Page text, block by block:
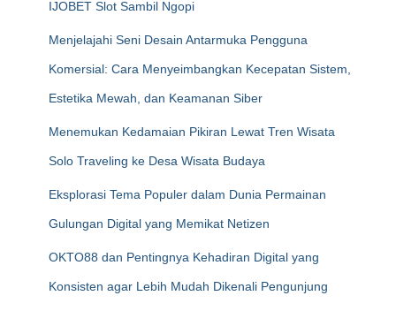
IJOBET Slot Sambil Ngopi
Menjelajahi Seni Desain Antarmuka Pengguna
Komersial: Cara Menyeimbangkan Kecepatan Sistem,
Estetika Mewah, dan Keamanan Siber
Menemukan Kedamaian Pikiran Lewat Tren Wisata
Solo Traveling ke Desa Wisata Budaya
Eksplorasi Tema Populer dalam Dunia Permainan
Gulungan Digital yang Memikat Netizen
OKTO88 dan Pentingnya Kehadiran Digital yang
Konsisten agar Lebih Mudah Dikenali Pengunjung